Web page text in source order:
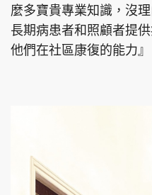
麼多寶貴專業知識，沒
長期病患者和照顧者提
他們在社區康復的能力』